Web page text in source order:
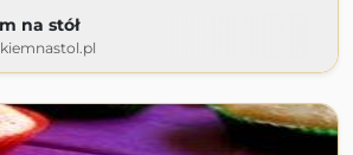
na stół